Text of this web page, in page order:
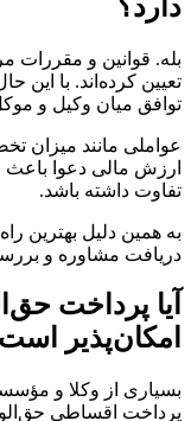
دارد؟
بله. قوانین و مقررات
تعیین کرده‌اند. با این
توافق میان وکیل و
عواملی مانند میزان
ارزش مالی دعوا باعث
تفاوت داشته باشد.
به همین دلیل بهترین
دریافت مشاوره و
آیا پرداخت
امکان‌پذیر
بسیاری از وکلا و
پرداخت اقساطی